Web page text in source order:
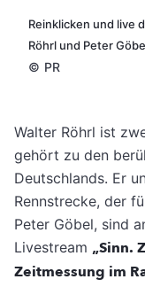
Reinklicken und live
Röhrl und Peter
© PR
Walter Röhrl ist
gehört zu den
Deutschlands. Er
Rennstrecke, der
Peter Göbel, sind
Livestream „Sinn.
Zeitmessung im